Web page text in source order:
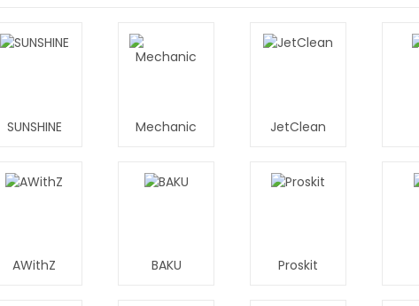
SUNSHINE Mechanic JetClean
AWithZ BAKU Proskit